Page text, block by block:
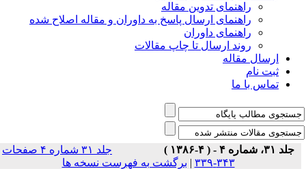
راهنمای تدوین مقاله
راهنمای ارسال پاسخ به داوران و مقاله اصلاح شده
راهنمای داوران
روند ارسال تا چاپ مقالات
ارسال مقاله
ثبت نام
تماس با ما
جلد ۳۱، شماره ۴ - ( ۴-۱۳۸۶ )
جلد ۳۱ شماره ۴ صفحات
۳۴۳-۳۳۹
|برگشت به فهرست نسخه ها